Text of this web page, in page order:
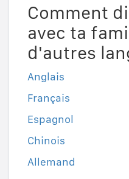
Comment
avec ta
d'autres
Anglais
Français
Espagnol
Chinois
Allemand